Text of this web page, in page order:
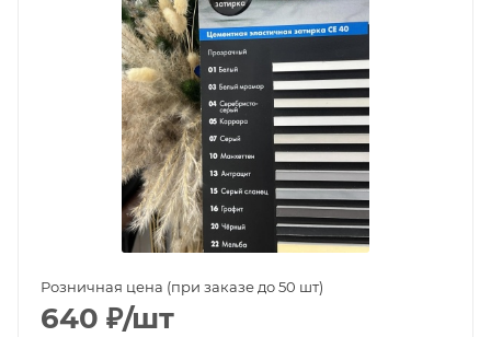
Розничная цена (при заказе до 50 шт)
640 ₽/шт